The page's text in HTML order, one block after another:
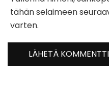
tähän selaimeen
varten.